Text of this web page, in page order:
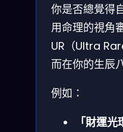
你是否總覺得
用命理的視角
UR（Ultra
而在你的生辰
例如：
「財運